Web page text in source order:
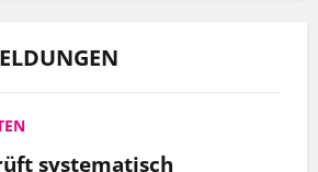
systematisch